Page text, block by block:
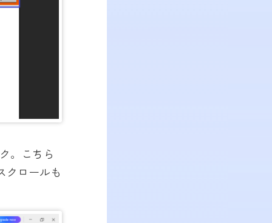
。こちら
クロールも